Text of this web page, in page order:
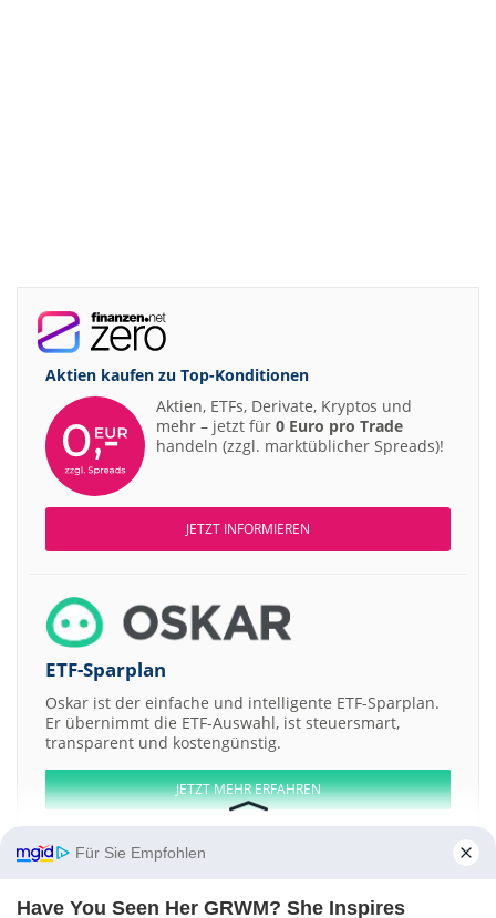
Aktien kaufen zu Top-Konditionen
Aktien, ETFs, Derivate, Kryptos und
mehr – jetzt für 0 Euro pro Trade
handeln (zzgl. marktüblicher Spreads)!
JETZT INFORMIEREN
ETF-Sparplan
Oskar ist der einfache und intelligente ETF-Sparplan.
Er übernimmt die ETF-Auswahl, ist steuersmart,
transparent und kostengünstig.
JETZT MEHR ERFAHREN
Für Sie Empfohlen
Have You Seen Her GRWM? She Inspires